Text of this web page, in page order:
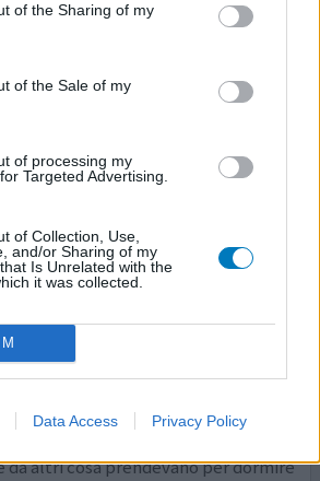
of the Sharing of my
of the Sale of my
of processing my
Targeted Advertising.
of Collection, Use,
and/or Sharing of my
Is Unrelated with the
it was collected.
Data Access Privacy Policy
più di sei mesi) ad assumere questo
noto sopratutto per il fatto
45
Lo prendo da 2 mesi, unico difetto
da altri cosa prendevano per dormire